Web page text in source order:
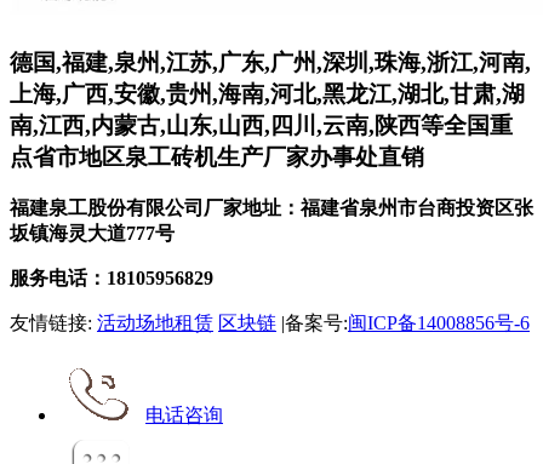
德国,福建,泉州,江苏,广东,广州,深圳,珠海,浙江,河南,
上海,广西,安徽,贵州,海南,河北,黑龙江,湖北,甘肃,湖
南,江西,内蒙古,山东,山西,四川,云南,陕西等全国重
点省市地区泉工砖机生产厂家办事处直销
福建泉工股份有限公司厂家地址：福建省泉州市台商投资区张
坂镇海灵大道777号
服务电话：18105956829
友情链接: 活动场地租赁 区块链 |备案号:闽ICP备14008856号-6
电话咨询